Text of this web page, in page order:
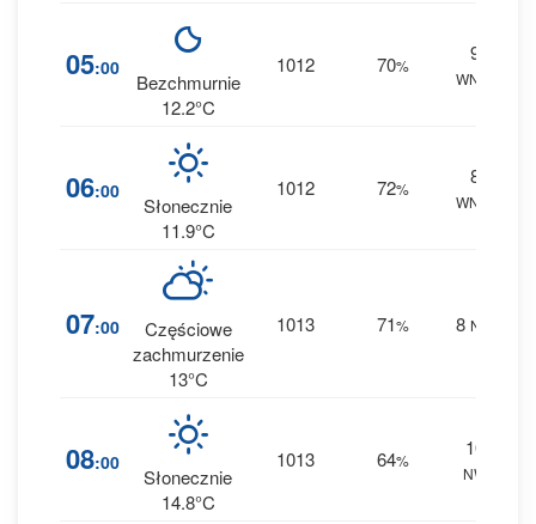
05:00
Bezchmurnie
12.2°C
1012 70%
9
WNW
06:00
Słonecznie
11.9°C
1012 72%
8
WNW
07:00
Częściowe
zachmurzenie
13°C
1013 71% 8 NW
08:00
Słonecznie
14.8°C
1013 64%
10
NW